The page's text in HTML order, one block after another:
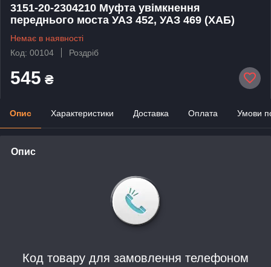
3151-20-2304210 Муфта увімкнення
переднього моста УАЗ 452, УАЗ 469 (ХАБ)
Немає в наявності
Код: 00104
Роздріб
545 ₴
Опис Характеристики Доставка Оплата Умови
Опис
Код товару для замовлення телефоном